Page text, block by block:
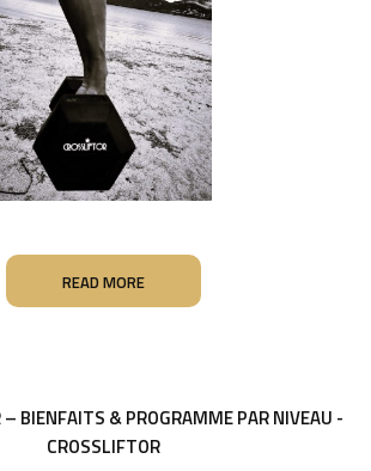
READ MORE
– BIENFAITS & PROGRAMME PAR NIVEAU -
CROSSLIFTOR